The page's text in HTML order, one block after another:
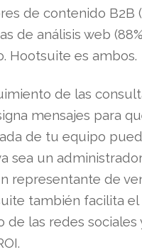
de contenido B2B
de análisis web
Hootsuite es ambos.
de las
mensajes para
de tu equipo
sea un
representante de
también facilita el
de las redes sociales